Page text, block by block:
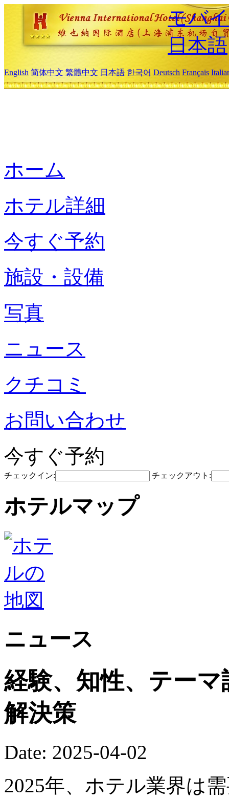
モバ
日本語
English 简体中文 繁體中文 日本語 한국어 Deutsch Français
ホーム
ホテル詳細
今すぐ予約
施設・設備
写真
ニュース
クチコミ
お問い合わせ
今すぐ予約
チェックイン: チェックアウト:
ホテルマップ
ニュース
経験、知性、テー
解決策
Date: 2025-04-02
2025年、ホテル業界は